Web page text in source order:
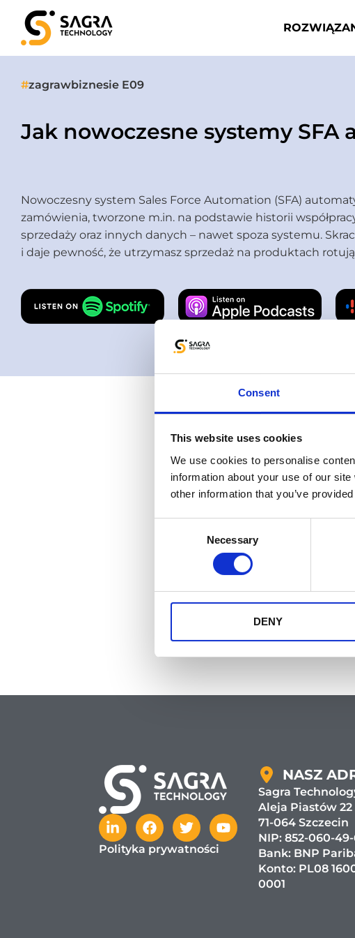
Consent
This website uses cookies
We use cookies to personalise
information about your use of our
other information that you’ve
Necessary
DENY
#zagrawbiznesie E09
Jak nowoczesne systemy
Nowoczesny system Sales Force Automation (SFA)
zamówienia, tworzone m.in. na podstawie historii
sprzedaży oraz innych danych – nawet spoza systemu.
i daje pewność, że utrzymasz sprzedaż na produktach
Polityka prywatności
NASZ
Sagra
Aleja Piastów 22
71-064 Szczecin
NIP: 852-060-49-
Bank: BNP
Konto: PL08
0001